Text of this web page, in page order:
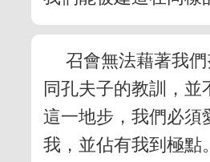
召會無法藉著我
同孔夫子的教訓，
這一地步，我們必須
我，並佔有我到極點